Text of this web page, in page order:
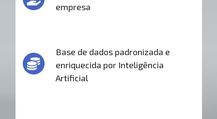
empresa
Base de dados padronizada e
enriquecida por Inteligência
Artificial